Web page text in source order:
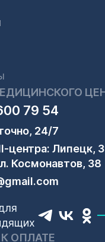
79 54
24/7
центра: Липецк,
Космонавтов, 38
ОПЛАТЕ